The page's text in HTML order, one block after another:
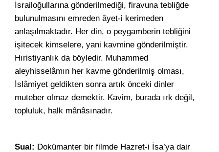
İsrailoğullarına gönderilmediği, firavuna tebliğde
bulunulmasını emreden âyet-i kerimeden
anlaşılmaktadır. Her din, o peygamberin tebliğini
işitecek kimselere, yani kavmine gönderilmiştir.
Hıristiyanlık da böyledir. Muhammed
aleyhisselâmın her kavme gönderilmiş olması,
İslâmiyet geldikten sonra artık önceki dinler
muteber olmaz demektir. Kavim, burada ırk değil,
topluluk, halk mânâsınadır.
Sual: Dokümanter bir filmde Hazret-i İsa’ya dair